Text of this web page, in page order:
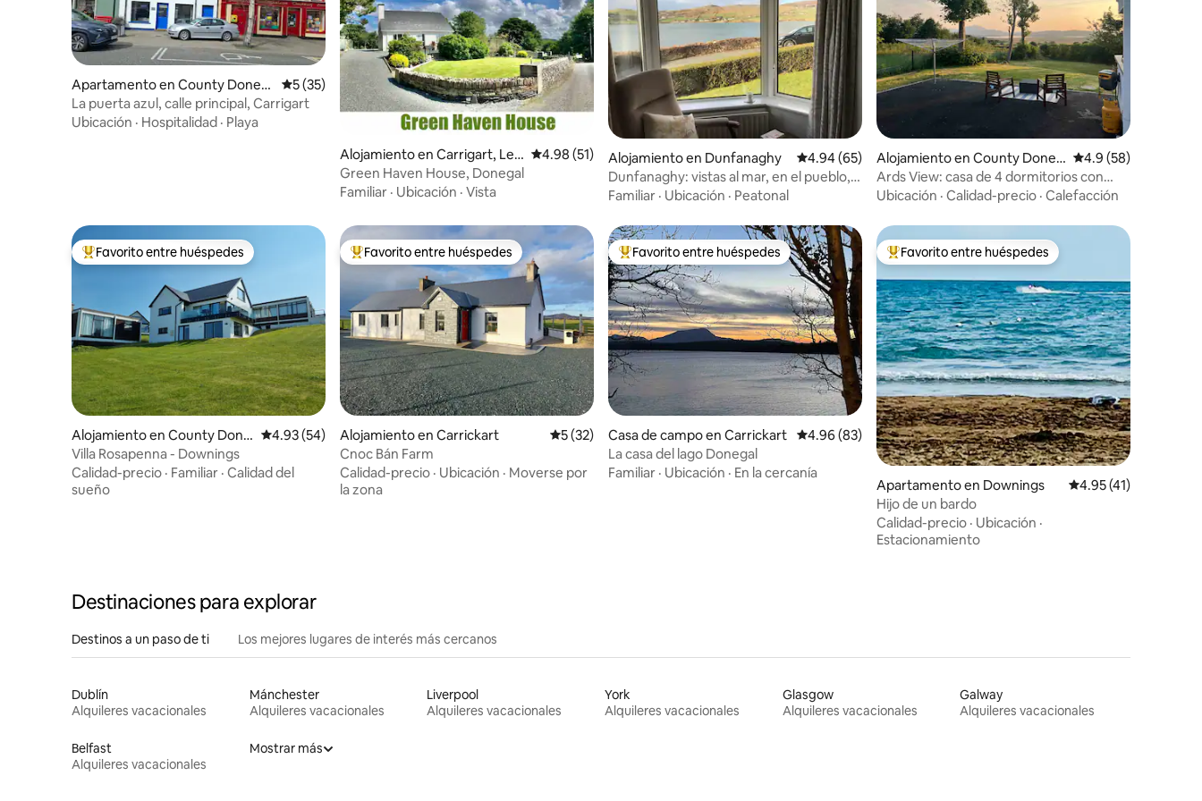
Apartamento en County Doneg
al
Calificación promedio: 5 de 5, 35 reseñas
5 (35)
La puerta azul, calle principal, Carrigart
Ubicación · Hospitalidad · Playa
Alojamiento en Carrigart, Let
terkenny
Calificación promedio: 4.98 de 5, 51 reseñas
4.98 (51)
Green Haven House, Donegal
Familiar · Ubicación · Vista
Alojamiento en Dunfanaghy Calificación promedio: 4.94 de 5, 65 reseñas
4.94 (65)
Dunfanaghy: vistas al mar, en el pueblo,
con aparcamiento
Familiar · Ubicación · Peatonal
Alojamiento en County Doneg
al
Calificación
4.9 (58)
Ards View: casa de 4 dormitorios con
vistas al mar
Ubicación · Calidad-precio · Calefacción
Favorito entre huéspedes preferido
Favorito entre huéspedes
Alojamiento en County Done
gal
Calificación promedio: 4.93 de 5, 54 reseñas
4.93 (54)
Villa Rosapenna - Downings
Calidad-precio · Familiar · Calidad del
sueño
Favorito entre huéspedes preferido
Favorito entre huéspedes
Alojamiento en Carrickart Calificación promedio: 5 de 5, 32 reseñas
5 (32)
Cnoc Bán Farm
Calidad-precio · Ubicación · Moverse por
la zona
Favorito entre huéspedes preferido
Favorito entre huéspedes
Casa de campo en Carrickart Calificación promedio: 4.96 de 5, 83 reseñas
4.96 (83)
La casa del lago Donegal
Familiar · Ubicación · En la cercanía
Favorito entre huéspedes preferido
Favorito entre huéspedes
Apartamento en Downings Calificación
4.95 (41)
Hijo de un bardo
Calidad-precio · Ubicación ·
Estacionamiento
Destinaciones para explorar
Destinos a un paso de ti Los mejores lugares de interés más cercanos
Dublín
Alquileres vacacionales
Mánchester
Alquileres vacacionales
Liverpool
Alquileres vacacionales
York
Alquileres vacacionales
Glasgow
Alquileres vacacionales
Galway
Alquileres vacacionales
Belfast
Alquileres vacacionales
Mostrar más